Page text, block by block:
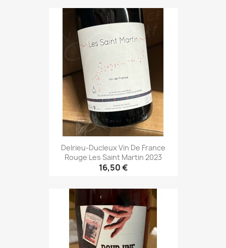
Delrieu-Ducleux Vin De France
Rouge Les Saint Martin 2023
16,50 €